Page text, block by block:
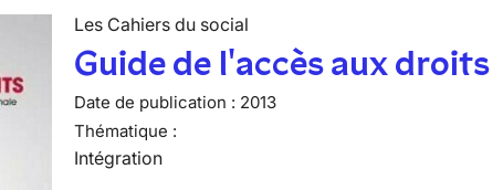
Les Cahiers du social
Guide de l'accès aux droits
Date de publication : 2013
Thématique :
Intégration